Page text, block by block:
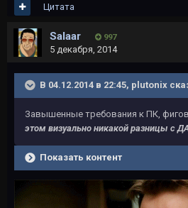
Цитата
Salaar 997
5 декабря, 2014
В 04.12.2014 в 22:45, plutonix
Завышенные требования к ПК,
этом визуально никакой разницы с
Показать контент